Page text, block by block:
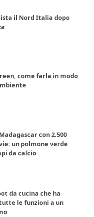
il Nord Italia dopo
come farla in modo
con 2.500
un polmone verde
da calcio
da cucina che ha
le funzioni a un